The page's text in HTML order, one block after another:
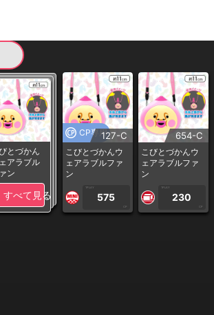
とづかん
アラブル
ン
すべて見る
CP専用127-C
こびとづかんウ
ェアラブルファ
ン
1PLAY
575
CP
654-C
こびとづかんウ
ェアラブルファ
ン
1PLAY
230
CP